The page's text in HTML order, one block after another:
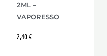
2ML –
VAPORESSO
2,40€